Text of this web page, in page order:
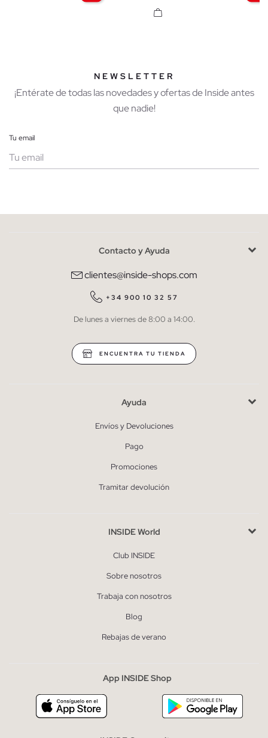
NEWSLETTER
¡Entérate de todas las novedades y ofertas de Inside antes
que nadie!
Tu email
He leído y entiendo lapolítica de privacidad
QUIERO SUSCRIBIRME
* Puedes cancelar la suscripción en cualquier momento.
Contacto y Ayuda
clientes@inside-shops.com
+34 900 10 32 57
De lunes a viernes de 8:00 a 14:00.
ENCUENTRA TU TIENDA
Ayuda
Envíos y Devoluciones
Pago
Promociones
Tramitar devolución
INSIDE World
Club INSIDE
Sobre nosotros
Trabaja con nosotros
Blog
Rebajas de verano
App INSIDE Shop